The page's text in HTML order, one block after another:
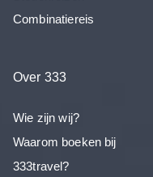
Combinatiereis
Over 333
Wie zijn wij?
Waarom boeken bij
333travel?